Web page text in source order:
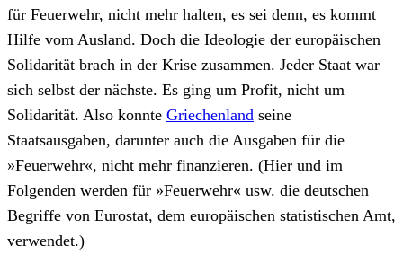
für Feuerwehr, nicht mehr halten, es sei denn, es kommt
Hilfe vom Ausland. Doch die Ideologie der europäischen
Solidarität brach in der Krise zusammen. Jeder Staat war
sich selbst der nächste. Es ging um Profit, nicht um
Solidarität. Also konnte Griechenland seine
Staatsausgaben, darunter auch die Ausgaben für die
»Feuerwehr«, nicht mehr finanzieren. (Hier und im
Folgenden werden für »Feuerwehr« usw. die deutschen
Begriffe von Eurostat, dem europäischen statistischen Amt,
verwendet.)